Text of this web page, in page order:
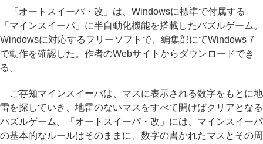
「オートスイーパ・改」は、Windowsに標準で付属する
「マインスイーパ」に半自動化機能を搭載したパズルゲーム。
Windowsに対応するフリーソフトで、編集部にてWindows 7
で動作を確認した。作者のWebサイトからダウンロードでき
る。
ご存知マインスイーパは、マスに表示される数字をもとに地
雷を探していき、地雷のないマスをすべて開けばクリアとなる
パズルゲーム。「オートスイーパ・改」には、マインスイーパ
の基本的なルールはそのままに、数字の書かれたマスとその周